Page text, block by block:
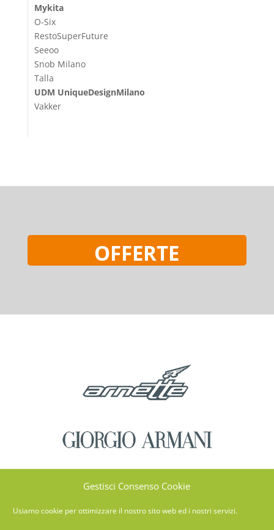
Gestisci Consenso Cookie
Usiamo cookie per ottimizzare il nostro sito web ed i nostri servizi.
Mykita
O-Six
RestoSuperFuture
Seeoo
Snob Milano
Talla
UDM UniqueDesignMilano
Vakker
OFFERTE